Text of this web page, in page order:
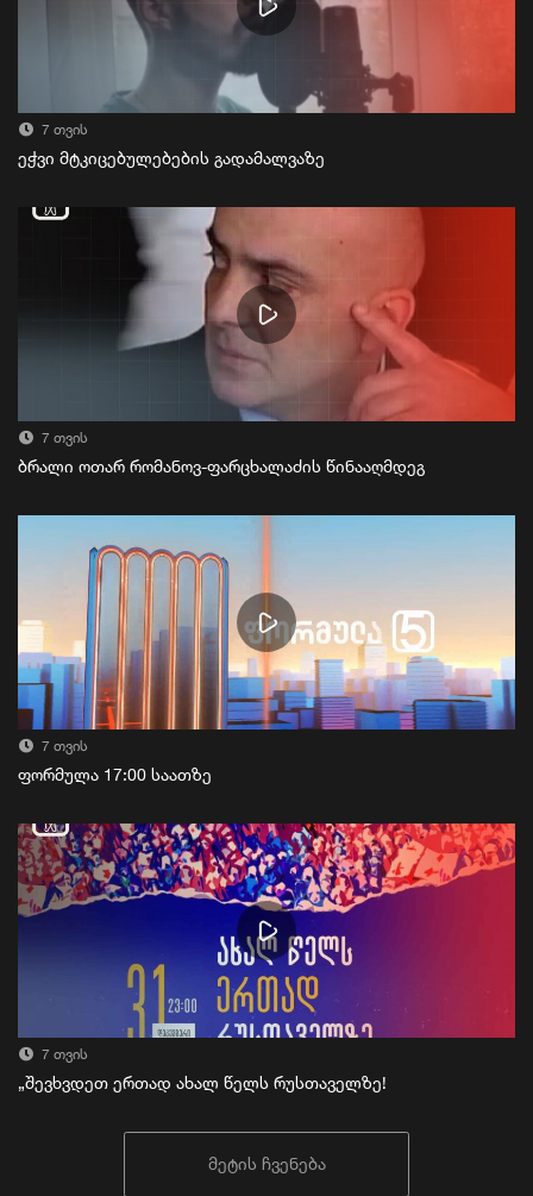
7 თვის
ეჭვი მტკიცებულებების გადამალვაზე
7 თვის
ბრალი ოთარ რომანოვ-ფარცხალაძის წინააღმდეგ
7 თვის
ფორმულა 17:00 საათზე
7 თვის
„შევხვდეთ ერთად ახალ წელს რუსთაველზე!
მეტის ჩვენება